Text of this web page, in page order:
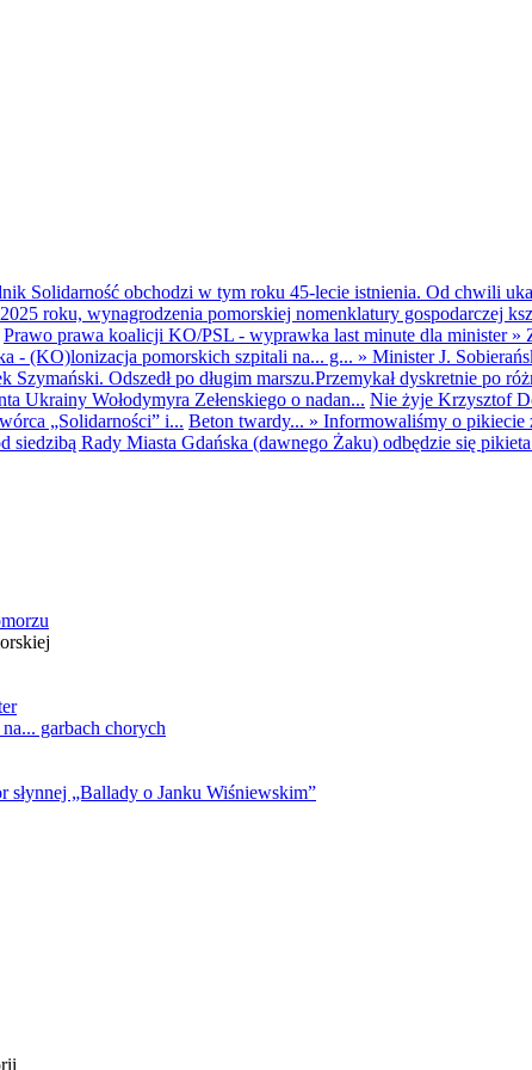
Solidarność obchodzi w tym roku 45-lecie istnienia. Od chwili
roku, wynagrodzenia pomorskiej nomenklatury gospodarczej
Prawo prawa koalicji KO/PSL - wyprawka last minute dla minister»
- (KO)lonizacja pomorskich szpitali na... g... » Minister J.
Szymański. Odszedł po długim marszu.Przemykał dyskretnie po
Ukrainy Wołodymyra Zełenskiego o nadan... Nie żyje Krzysztof
„Solidarności” i... Beton twardy... » Informowaliśmy o pikiecie
siedzibą Rady Miasta Gdańska (dawnego Żaku) odbędzie się
garbach chorych
„Ballady o Janku Wiśniewskim”